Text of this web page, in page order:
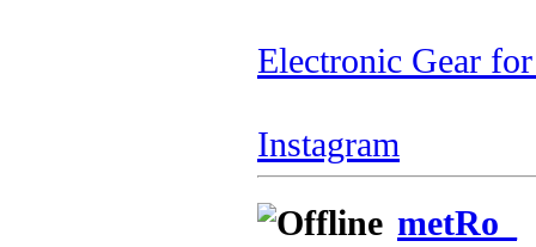
Electronic Gear
Instagram
metRo_